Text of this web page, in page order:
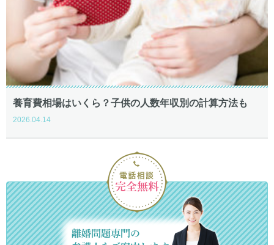
養育費相場はいくら？子供の人数年収別の計算方法も
2026.04.14